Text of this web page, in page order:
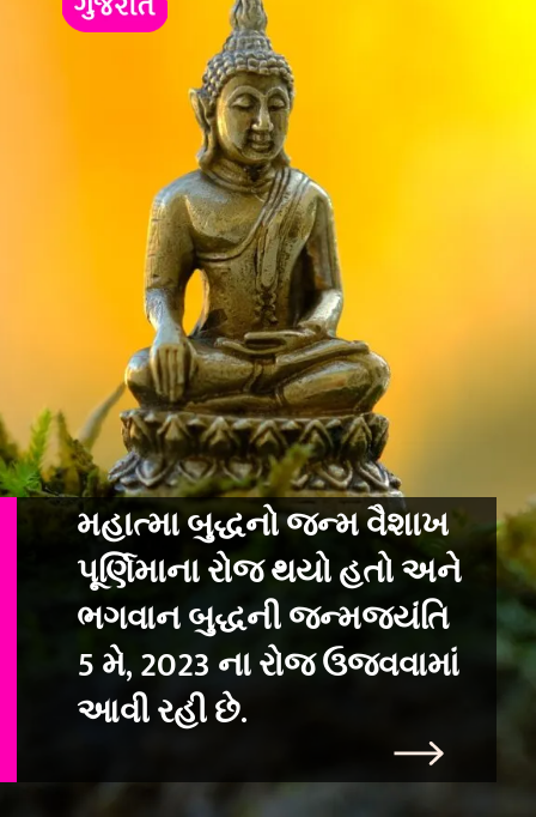
મહાત્મા બુદ્ધનો જન્મ વૈશાખ
પૂર્ણિમાના રોજ થયો હતો અને
ભગવાન બુદ્ધની જન્મજયંતિ
5 મે, 2023 ના રોજ ઉજવવામાં